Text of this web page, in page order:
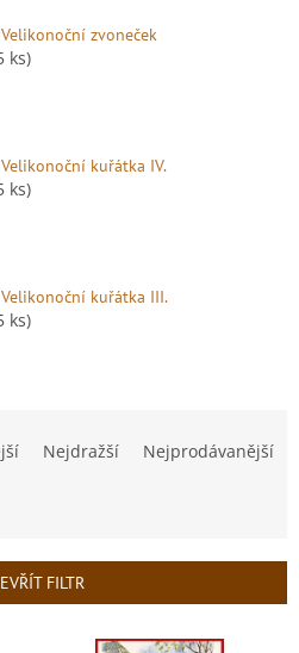
zvoneček
ks)
kuřátka IV.
ks)
kuřátka III.
ks)
Nejdražší Nejprodávanější
FILTR